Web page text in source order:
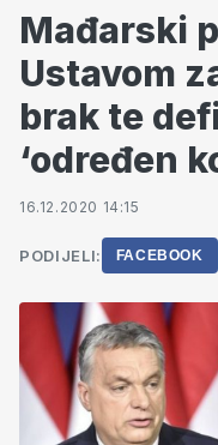
Mađarski
Ustavom
brak te
‘određen
16.12.2020 14:15
PODIJELI: FACEBOOK